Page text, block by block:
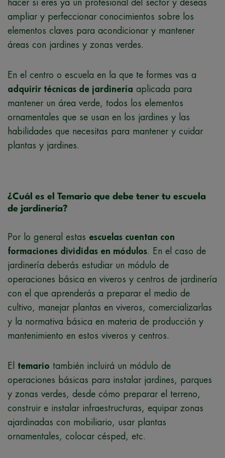
hacer si eres ya un profesional del sector y deseas
ampliar y perfeccionar conocimientos sobre los
elementos claves para acondicionar y mantener
áreas con jardines y zonas verdes.
En el centro o escuela en la que te formes vas a
adquirir técnicas de jardinería aplicada para
mantener un área verde, todos los elementos
ornamentales que se usan en los jardines y las
habilidades que necesitas para mantener y cuidar
plantas y jardines.
¿Cuál es el Temario que debe tener tu escuela
de jardinería?
Por lo general estas escuelas cuentan con
formaciones divididas en módulos. En el caso de
jardinería deberás estudiar un módulo de
operaciones básica en viveros y centros de jardinería
con el que aprenderás a preparar el medio de
cultivo, manejar plantas en viveros, comercializarlas
y la normativa básica en materia de producción y
mantenimiento en estos viveros y centros.
El temario también incluirá un módulo de
operaciones básicas para instalar jardines, parques
y zonas verdes, desde cómo preparar el terreno,
construir e instalar infraestructuras, equipar zonas
ajardinadas con mobiliario, usar plantas
ornamentales, colocar césped, etc.